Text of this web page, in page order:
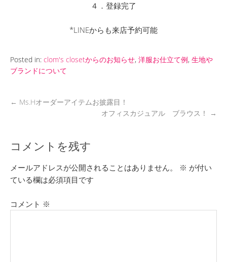
４．登録完了
*LINEからも来店予約可能
Posted in: clom's closetからのお知らせ, 洋服お仕立て例, 生地や
ブランドについて
← Ms.Hオーダーアイテムお披露目！
オフィスカジュアル ブラウス！
→
コメントを残す
メールアドレスが公開されることはありません。 ※ が付い
ている欄は必須項目です
コメント ※